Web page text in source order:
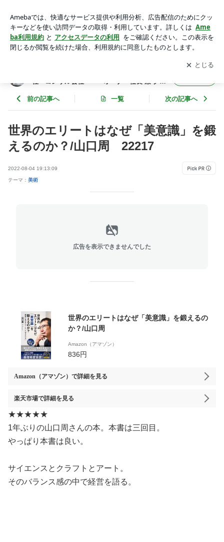
17 | 年間365冊×今年22年目 武道場主 兼 投資会社・コンサル
会社 オーナー社長 兼 グロービス経営大学院准教授によ
る読書日記
アプリをダウンロードして ブログの更新通知
を受け取りまし
ょう。
開く
社・コンサル会社 オーナー社長 兼 グロ
前の記事へ 一覧 次の記事へ
世界のエリートはなぜ「美意識」を鍛
えるのか？/山口周 22217
2022-08-04 19:13:09
テーマ： 美術
広告を表示できませんでした
世界のエリートはなぜ「美意識」を鍛えるの
か？/山口周
Amazon（アマゾン）
836円
Amazon（アマゾン） で詳細を見る
楽天市場で詳細を見る
★★★★★
1年ぶりの山口周さんの本。本書は三回目。
やっぱり本書は良い。
サイエンスとクラフトとアート。
そのバランス感の中で経営を語る。